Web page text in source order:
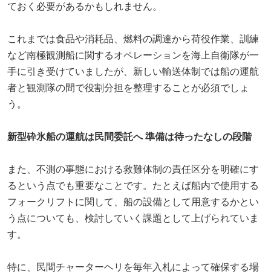
ておく必要があるかもしれません。
これまでは食品や消耗品、燃料の調達から荷役作業、訓練
など南極観測船に関するオペレーションを海上自衛隊が一
手に引き受けていましたが、新しい輸送体制では船の運航
者と観測隊の間で役割分担を整理することが必須でしょ
う。
新型砕氷船の運航は民間委託へ 準備は待ったなしの段階
また、不測の事態における救難体制の責任区分を明確にす
るという点でも重要なことです。たとえば船内で使用する
フォークリフトに関して、船の設備として用意するかとい
う点についても、検討していく課題として上げられていま
す。
特に、民間チャーターヘリを毎年入札によって確保する場